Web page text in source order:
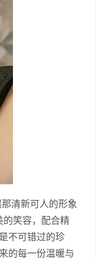
清新可人的形象
的笑容，配合精
不可错过的珍
的每一份温暖与